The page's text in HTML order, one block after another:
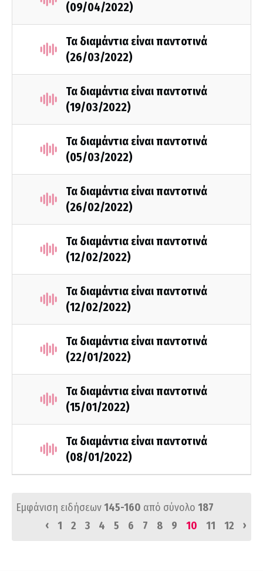
(09/04/2022)
Τα διαμάντια είναι παντοτινά
(26/03/2022)
Τα διαμάντια είναι παντοτινά
(19/03/2022)
Τα διαμάντια είναι παντοτινά
(05/03/2022)
Τα διαμάντια είναι παντοτινά
(26/02/2022)
Τα διαμάντια είναι παντοτινά
(12/02/2022)
Τα διαμάντια είναι παντοτινά
(12/02/2022)
Τα διαμάντια είναι παντοτινά
(22/01/2022)
Τα διαμάντια είναι παντοτινά
(15/01/2022)
Τα διαμάντια είναι παντοτινά
(08/01/2022)
Εμφάνιση ειδήσεων145-160 από σύνολο 187
‹
1 2 3 4 5 6 7 8 9 10 11 12 ›